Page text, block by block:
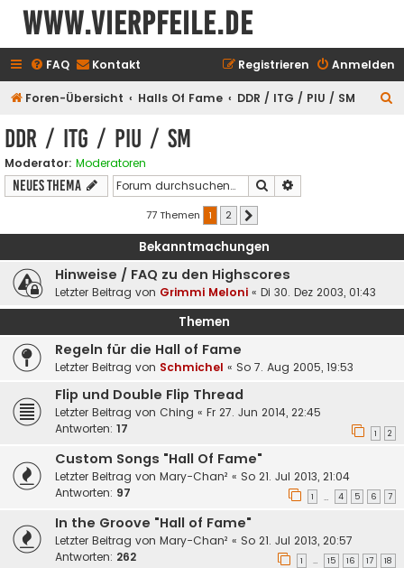
www.vierpfeile.de
FAQ Kontakt Anmelden
Registrieren
Foren-Übersicht Halls Of Fame DDR / ITG / PIU / SM
DDR / ITG / PIU / SM
Moderator: Moderatoren
Neues Thema Suche
77 Themen 1 2
Bekanntmachungen
Hinweise / FAQ zu den Highscores
Letzter Beitrag von Grimmi Meloni « Di 30. Dez 2003, 01:43
Themen
Regeln für die Hall of Fame
Letzter Beitrag von Schmichel « So 7. Aug 2005, 19:53
Flip und Double Flip Thread
Letzter Beitrag von Ching « Fr 27. Jun 2014, 22:45
Antworten: 17 1 2
Custom Songs "Hall Of Fame"
Letzter Beitrag von Mary-Chan² « So 21. Jul 2013, 21:04
Antworten: 97 1 … 4 5 6 7
In the Groove "Hall of Fame"
Letzter Beitrag von Mary-Chan² « So 21. Jul 2013, 20:57
Antworten: 262 1 … 15 16 17 18